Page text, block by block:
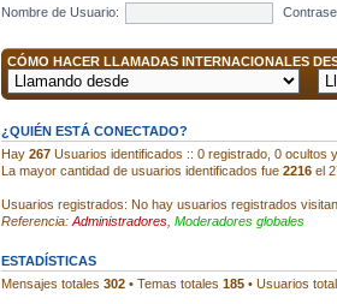
Nombre de Usuario:
CÓMO HACER LLAMADAS INTERNACIONALES
¿QUIÉN ESTÁ CONECTADO?
Hay 267Usuarios identificados :: 0 registrado, 0 ocultos
La mayor cantidad de usuarios identificados fue 2216el
Usuarios registrados: No hay usuarios registrados
Referencia: Administradores, Moderadores globales
ESTADÍSTICAS
Mensajes totales 302• Temas totales 185• Usuarios